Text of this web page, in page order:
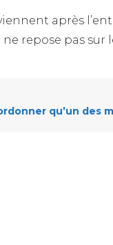
après
repose pas
reçoive plus de la moitié des prestations de sortie?